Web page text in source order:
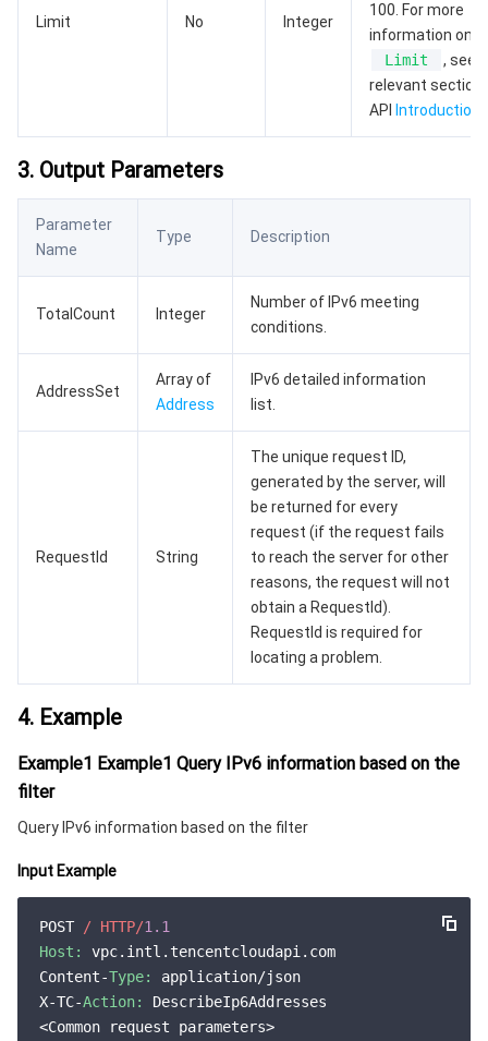
云顾问 - 混沌演练
资源中心
云顾问-Tencent RTC 云助手
消息中心
认证信息
服务计划
腾讯云培训认证
Limit No Integer
100. For more
information on
Limit
, see
relevant section
API
Introduction
3. Output Parameters
Parameter
Name
Type Description
TotalCount Integer
Number of IPv6 meeting
conditions.
AddressSet
Array of
Address
IPv6 detailed information
list.
RequestId String
The unique request ID,
generated by the server, will
be returned for every
request (if the request fails
to reach the server for other
reasons, the request will not
obtain a RequestId).
RequestId is required for
locating a problem.
4. Example
Example1 Example1 Query IPv6 information based on the
filter
Query IPv6 information based on the filter
Input Example
POST / HTTP/1.1
Host:
vpc.intl.tencentcloudapi.com
Content-Type:
application/json
X-TC-Action:
DescribeIp6Addresses
<Common request parameters>